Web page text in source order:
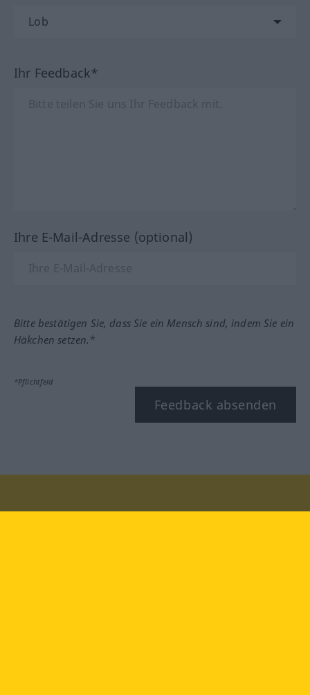
Ihr Feedback*
Ihre E-Mail-Adresse (optional)
Bitte bestätigen Sie, dass Sie ein Mensch sind, indem Sie ein
Häkchen setzen.*
*Pflichtfeld
Feedback absenden
Besuchen Sie uns auf: